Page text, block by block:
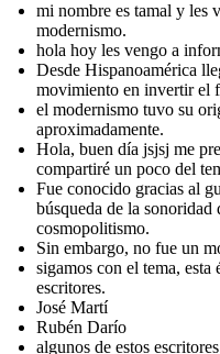
mi nombre es tamal y les
modernismo.
hola hoy les vengo a
Desde Hispanoamérica
movimiento en invertir el
el modernismo tuvo su
aproximadamente.
Hola, buen día jsjsj me
compartiré un poco del
Fue conocido gracias al
búsqueda de la
cosmopolitismo.
Sin embargo, no fue un
sigamos con el tema,
escritores.
José Martí
Rubén Darío
algunos de estos